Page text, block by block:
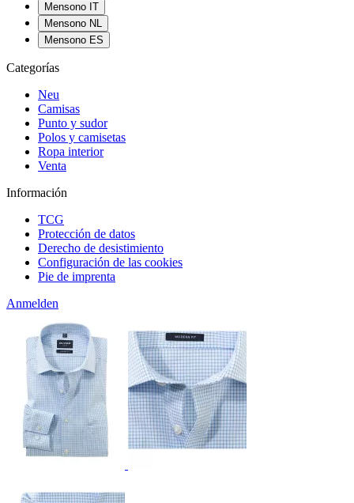
Mensono IT
Mensono NL
Mensono ES
Categorías
Neu
Camisas
Punto y sudor
Polos y camisetas
Ropa interior
Venta
Información
TCG
Protección de datos
Derecho de desistimiento
Configuración de las cookies
Pie de imprenta
Anmelden